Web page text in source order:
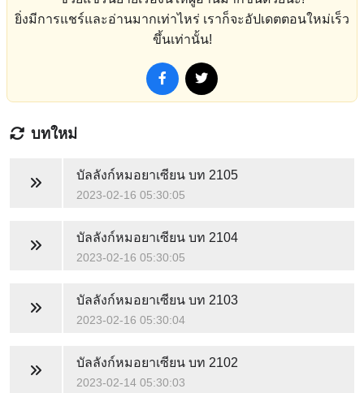
ยิ่งมีการแชร์และอ่านมากเท่าไหร่ เราก็จะอัปเดตตอนใหม่เร็ว
ขึ้นเท่านั้น!
บทใหม่
บัลลังก์หมอยาเซียนบท 2105
2023-02-16 05:30:05
บัลลังก์หมอยาเซียนบท 2104
2023-02-16 05:30:05
บัลลังก์หมอยาเซียนบท 2103
2023-02-16 05:30:04
บัลลังก์หมอยาเซียนบท 2102
2023-02-14 05:30:03